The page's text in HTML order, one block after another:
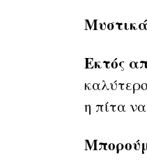
Μυστικά
Εκτός
η πίτα